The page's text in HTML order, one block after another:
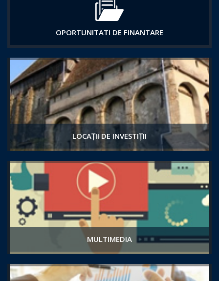
OPORTUNITATI DE FINANTARE
LOCAȚII DE INVESTIȚII
MULTIMEDIA